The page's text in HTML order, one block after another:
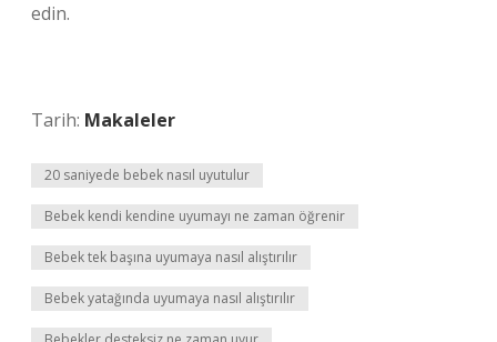
edin.
Tarih: Makaleler
20 saniyede bebek nasıl uyutulur
Bebek kendi kendine uyumayı ne zaman öğrenir
Bebek tek başına uyumaya nasıl alıştırılır
Bebek yatağında uyumaya nasıl alıştırılır